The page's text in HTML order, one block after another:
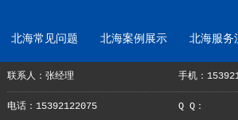
北海常见问题 北海案例展示 北海服务
联系人：张经理 手机：
电话：15392122075 Q Q：